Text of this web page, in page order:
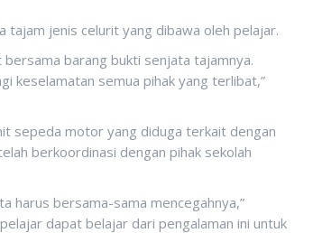
tajam jenis celurit yang dibawa oleh pelajar.
barang bukti senjata tajamnya.
keselamatan semua pihak yang terlibat,”
sepeda motor yang diduga terkait dengan
berkoordinasi dengan pihak sekolah
harus bersama-sama mencegahnya,”
dapat belajar dari pengalaman ini untuk